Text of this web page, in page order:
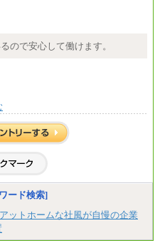
ので安心して働けます。
ード検索]
アットホームな社風が自慢の企業